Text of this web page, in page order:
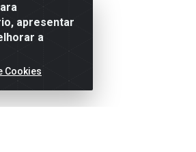
apresentar
a
Cookies